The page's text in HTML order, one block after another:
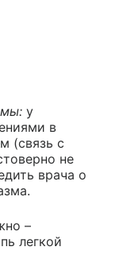
у
в
(связь с
не
врача о
–
легкой